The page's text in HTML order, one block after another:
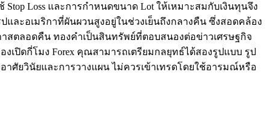
Loss และการกำหนดขนาด Lot ให้เหมาะสมกับเงินทุนจึง
และอเมริกาที่ผันผวนสูงอยู่ในช่วงเย็นถึงกลางคืน ซึ่งสอดคล้อง
าสตลอดคืน ทองคำเป็นสินทรัพย์ที่ตอบสนองต่อข่าวเศรษฐกิจ
งเปิดกี่โมง Forex คุณสามารถเตรียมกลยุทธ์ได้สองรูปแบบ รูป
ศัยวินัยและการวางแผน ไม่ควรเข้าเทรดโดยใช้อารมณ์หรือ